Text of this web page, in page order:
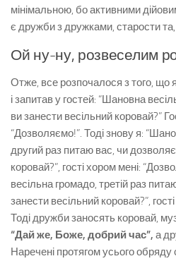
мінімальною, бо активними
є дружби з дружками, старости
Ой ну-ну, розвеселим
Отже, все розпочалося з того, що
і запитав у гостей: “Шановна
ви занести весільний коровай?”
“Дозволяємо!”. Тоді знову я:
другий раз питаю вас, чи
коровай?”, гості хором мені:
весільна громадо, третій раз
занести весільний коровай?”,
Тоді дружби заносять коровай,
“Дай же, Боже, добрий час”, а
Наречені протягом усього